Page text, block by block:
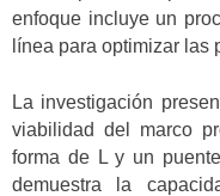
enfoque incluye un
línea para optimizar las
La investigación
viabilidad del marco
forma de L y un
demuestra la